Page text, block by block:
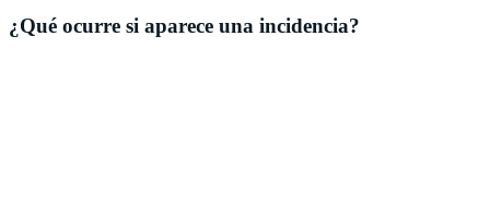
¿Qué ocurre si aparece una incidencia?